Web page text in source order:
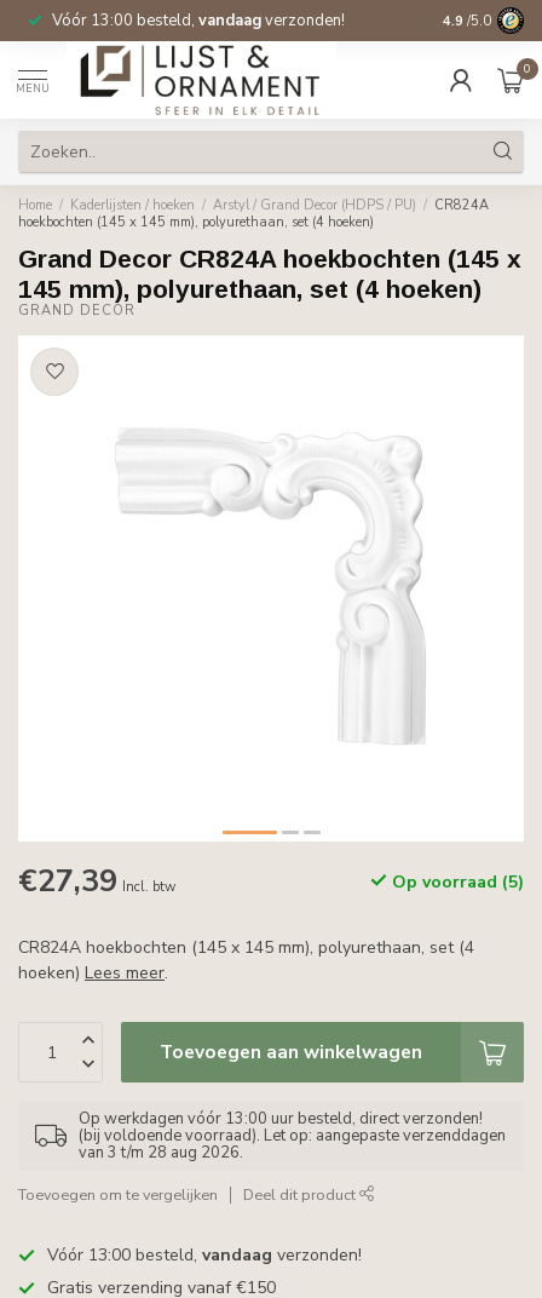
Vóór 13:00 besteld, vandaagverzonden! Gratis
4.9 /5.0
MENU
0
Home / Kaderlijsten / hoeken / Arstyl / Grand Decor (HDPS / PU) / CR824A
hoekbochten (145 x 145 mm), polyurethaan, set (4 hoeken)
Grand Decor CR824A hoekbochten (145 x
145 mm), polyurethaan, set (4 hoeken)
GRAND DECOR
€27,39 Incl. btw Op voorraad (5)
CR824A hoekbochten (145 x 145 mm), polyurethaan, set (4
hoeken) Lees meer.
Toevoegen aan winkelwagen
Op werkdagen vóór 13:00 uur besteld, direct verzonden!
(bij voldoende voorraad). Let op: aangepaste verzenddagen
van 3 t/m 28 aug 2026.
Toevoegen om te vergelijken Deel dit product
Vóór 13:00 besteld, vandaag verzonden!
Gratis verzending vanaf €150